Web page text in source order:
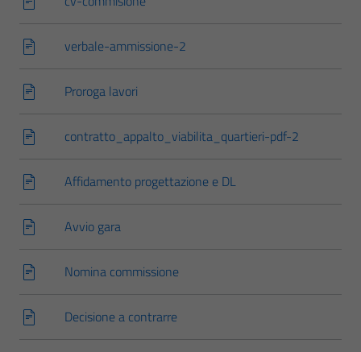
verbale-ammissione-2
Proroga lavori
contratto_appalto_viabilita_quartieri-pdf-2
Affidamento progettazione e DL
Avvio gara
Nomina commissione
Decisione a contrarre